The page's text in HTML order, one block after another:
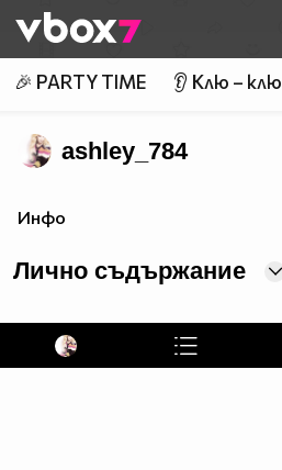
👾
🎉 PARTY TIME 👂 Клю – клю
ashley_784
Инфо
Лично съдържание